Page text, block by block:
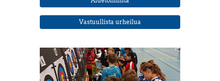
Vastuullista urheilua